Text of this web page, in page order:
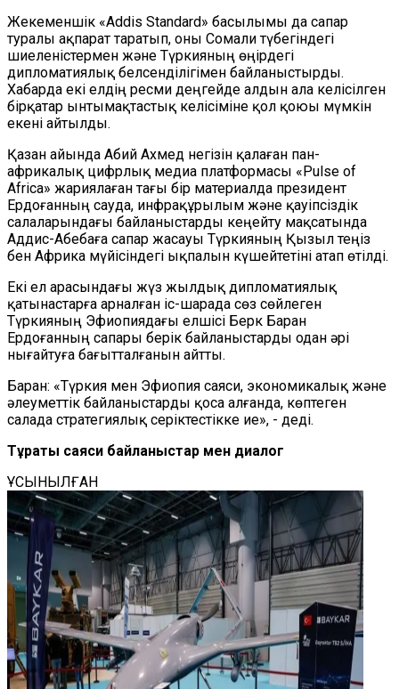
Жекеменшік «Addis Standard» басылымы да сапар
туралы ақпарат таратып, оны Сомали түбегіндегі
шиеленістермен және Түркияның өңірдегі
дипломатиялық белсенділігімен байланыстырды.
Хабарда екі елдің ресми деңгейде алдын ала келісілген
бірқатар ынтымақтастық келісіміне қол қоюы мүмкін
екені айтылды.
Қазан айында Абий Ахмед негізін қалаған пан-
африкалық цифрлық медиа платформасы «Pulse of
Africa» жариялаған тағы бір материалда президент
Ердоғанның сауда, инфрақұрылым және қауіпсіздік
салаларындағы байланыстарды кеңейту мақсатында
Аддис-Абебаға сапар жасауы Түркияның Қызыл теңіз
бен Африка мүйісіндегі ықпалын күшейтетіні атап өтілді.
Екі ел арасындағы жүз жылдық дипломатиялық
қатынастарға арналған іс-шарада сөз сөйлеген
Түркияның Эфиопиядағы елшісі Берк Баран
Ердоғанның сапары берік байланыстарды одан әрі
нығайтуға бағытталғанын айтты.
Баран: «Түркия мен Эфиопия саяси, экономикалық және
әлеуметтік байланыстарды қоса алғанда, көптеген
салада стратегиялық серіктестікке ие», - деді.
Тұрақты саяси байланыстар мен диалог
ҰСЫНЫЛҒАН